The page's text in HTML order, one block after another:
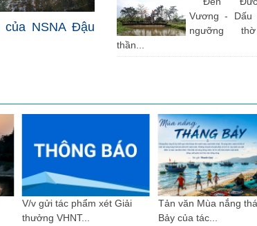
NSNA Đậu
Vương - Dấu
ngưỡng
thần...
V/v gửi tác phẩm xét Giải
thưởng VHNT...
Tản văn Mùa nắng
Bảy của tác...